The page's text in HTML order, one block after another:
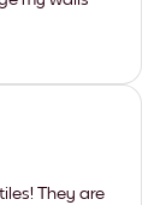
They are